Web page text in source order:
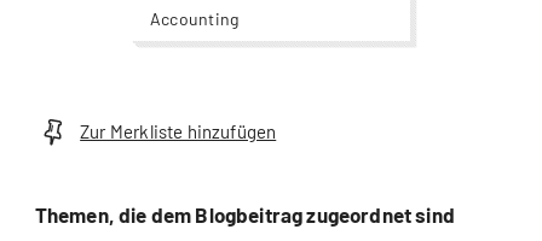
Accounting
Zur Merkliste hinzufügen
Themen, die dem Blogbeitrag zugeordnet sind